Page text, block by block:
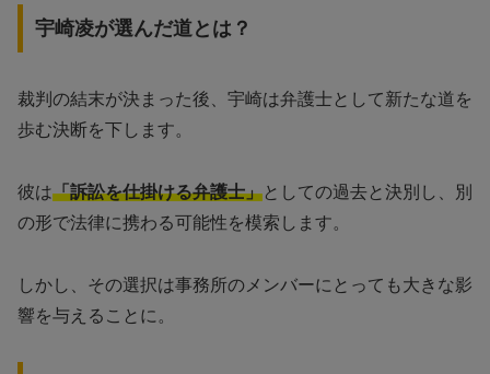
宇崎凌が選んだ道とは？
裁判の結末が決まった後、宇崎は弁護士として新たな道を
歩む決断を下します。
彼は「訴訟を仕掛ける弁護士」としての過去と決別し、別
の形で法律に携わる可能性を模索します。
しかし、その選択は事務所のメンバーにとっても大きな影
響を与えることに。